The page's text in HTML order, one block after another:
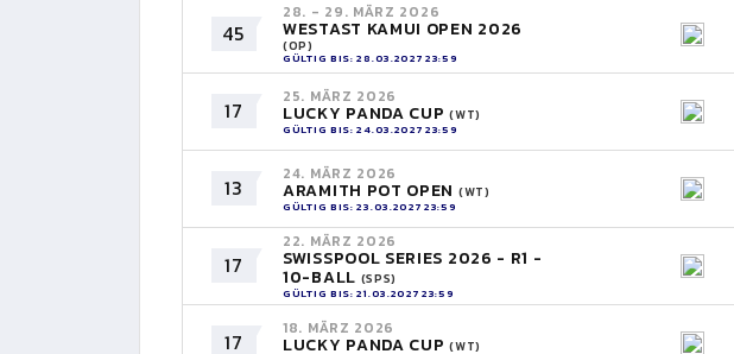
45
28. - 29. MÄRZ 2026
WESTAST KAMUI OPEN 2026
(OP)
GÜLTIG BIS: 28.03.2027 23:59
17
25. MÄRZ 2026
LUCKY PANDA CUP(WT)
GÜLTIG BIS: 24.03.2027 23:59
13
24. MÄRZ 2026
ARAMITH POT OPEN (WT)
GÜLTIG BIS: 23.03.2027 23:59
17
22. MÄRZ 2026
SWISSPOOL SERIES 2026 - R1 -
10-BALL (SPS)
GÜLTIG BIS: 21.03.2027 23:59
17
18. MÄRZ 2026
LUCKY PANDA CUP(WT)